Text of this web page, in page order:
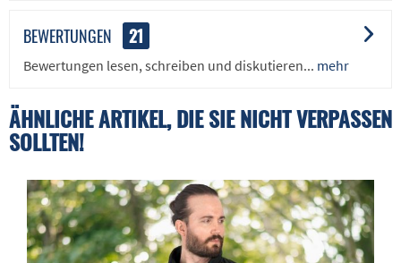
BEWERTUNGEN 21
Bewertungen lesen, schreiben und diskutieren... mehr
ÄHNLICHE ARTIKEL, DIE SIE NICHT VERPASSEN
SOLLTEN!